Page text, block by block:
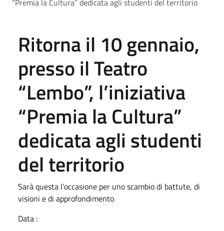
Ritorna il 10 gennaio,
presso il Teatro
“Lembo”, l’iniziativa
“Premia la Cultura”
dedicata agli studenti
del territorio
Sarà questa l’occasione per uno scambio di battute, di
visioni e di approfondimento
Data :